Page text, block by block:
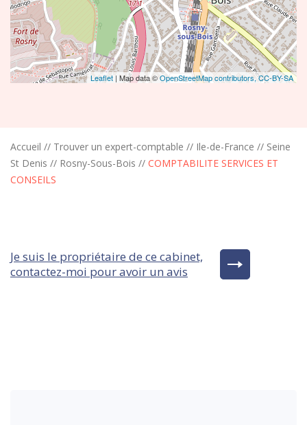
Leaflet | Map data ©OpenStreetMap contributors,CC-BY-SA
Accueil // Trouver un expert-comptable // Ile-de-France // Seine
St Denis // Rosny-Sous-Bois // COMPTABILITE SERVICES ET
CONSEILS
Je suis le propriétaire de ce cabinet,
contactez-moi pour avoir un avis